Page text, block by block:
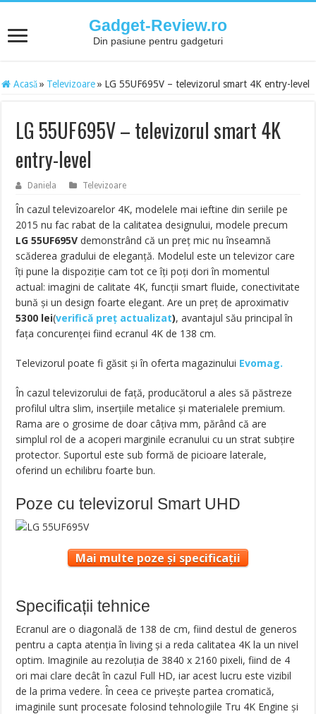
Gadget-Review.ro
Din pasiune pentru gadgeturi
Acasă » Televizoare » LG 55UF695V – televizorul smart 4K entry-level
LG 55UF695V – televizorul smart 4K
entry-level
Daniela Televizoare
În cazul televizoarelor 4K, modelele mai ieftine din seriile pe
2015 nu fac rabat de la calitatea designului, modele precum
LG 55UF695V demonstrând că un preț mic nu înseamnă
scăderea gradului de eleganță. Modelul este un televizor care
îți pune la dispoziție cam tot ce îți poți dori în momentul
actual: imagini de calitate 4K, funcții smart fluide, conectivitate
bună și un design foarte elegant. Are un preț de aproximativ
5300 lei(verifică preț actualizat), avantajul său principal în
fața concurenței fiind ecranul 4K de 138 cm.
Televizorul poate fi găsit și în oferta magazinului Evomag.
În cazul televizorului de față, producătorul a ales să păstreze
profilul ultra slim, inserțiile metalice și materialele premium.
Rama are o grosime de doar câțiva mm, părând că are
simplul rol de a acoperi marginile ecranului cu un strat subțire
protector. Suportul este sub formă de picioare laterale,
oferind un echilibru foarte bun.
Poze cu televizorul Smart UHD
Mai multe poze și specificații
Specificații tehnice
Ecranul are o diagonală de 138 de cm, fiind destul de generos
pentru a capta atenția în living și a reda calitatea 4K la un nivel
optim. Imaginile au rezoluția de 3840 x 2160 pixeli, fiind de 4
ori mai clare decât în cazul Full HD, iar acest lucru este vizibil
de la prima vedere. În ceea ce privește partea cromatică,
imaginile sunt procesate folosind tehnologiile Tru 4K Engine și